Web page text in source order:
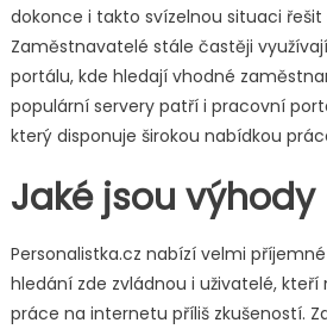
dokonce i takto svízelnou situaci řešit
Zaměstnavatelé stále častěji
portálu, kde hledají vhodné
populární servery patří i pracovní
který disponuje širokou nabídkou
Jaké jsou výhody
Personalistka.cz nabízí velmi
hledání zde zvládnou i uživatelé,
práce na internetu příliš zkušeností.